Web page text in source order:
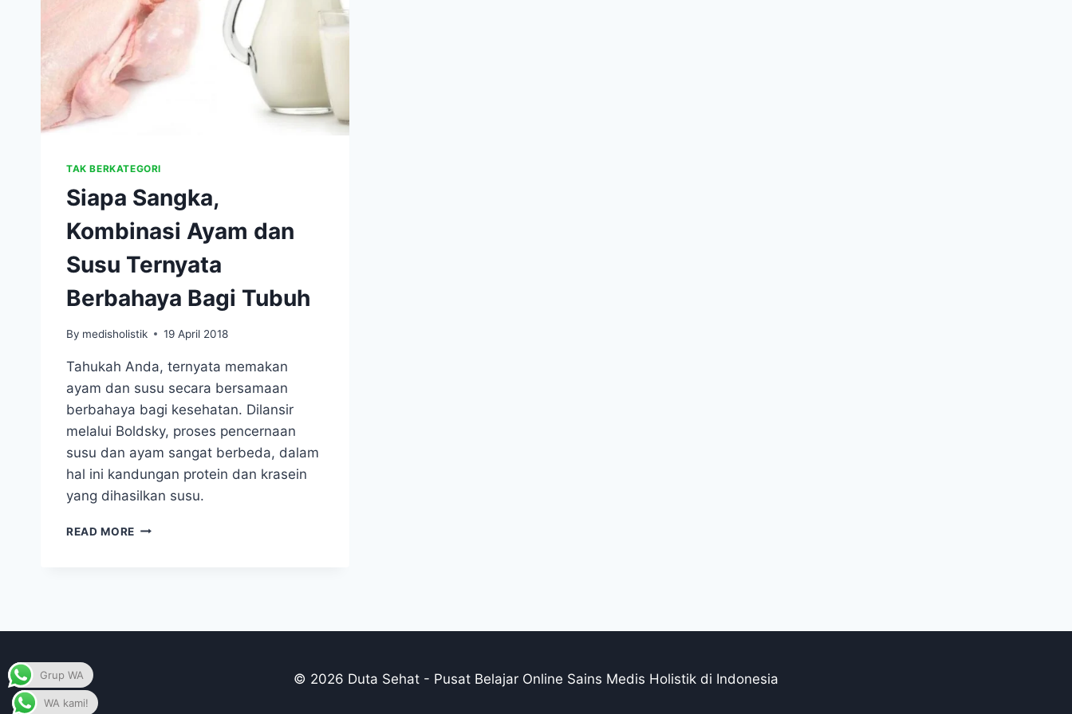
TAK BERKATEGORI
Siapa Sangka,
Kombinasi Ayam dan
Susu Ternyata
Berbahaya Bagi Tubuh
By medisholistik 19 April 2018
Tahukah Anda, ternyata memakan
ayam dan susu secara bersamaan
berbahaya bagi kesehatan. Dilansir
melalui Boldsky, proses pencernaan
susu dan ayam sangat berbeda, dalam
hal ini kandungan protein dan krasein
yang dihasilkan susu.
READ MORE SIAPA
© 2026 Duta Sehat - Pusat Belajar Online Sains Medis Holistik di Indonesia
WA kami!
Grup WA